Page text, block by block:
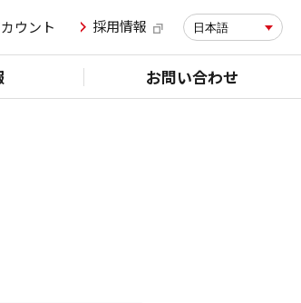
ウント 採用情報 日本語
お問い合わせ